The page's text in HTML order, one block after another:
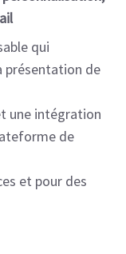
qui
présentation de
une intégration
de
et pour des